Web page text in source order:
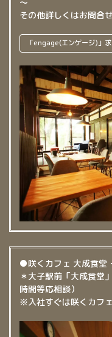
その他詳しくはお問合
「engage(エンゲージ)」
●咲くカフェ 大成食堂
＊大子駅前「大成食堂
時間等応相談）
※入社すぐは咲くカフ